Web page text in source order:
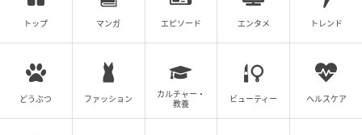
トップ マンガ エピソード エンタメ トレンド
どうぶつ ファッション
カルチャー・
教養
ビューティー ヘルスケア